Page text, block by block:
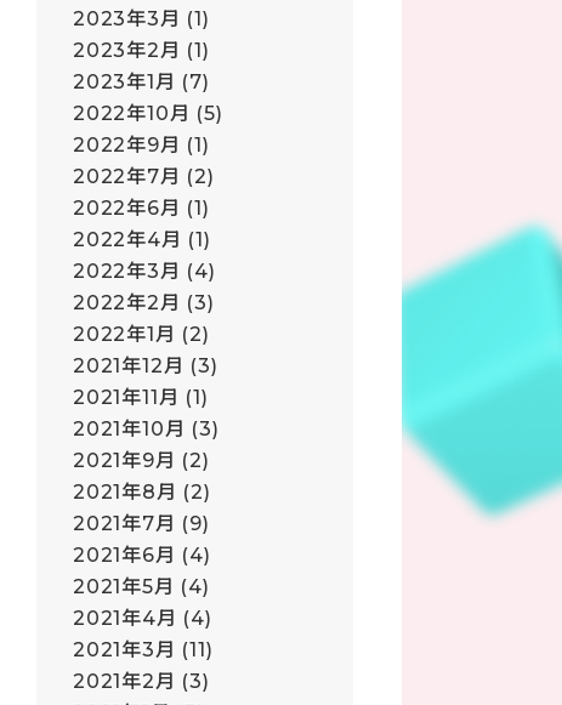
2023年3月 (1)
2023年2月 (1)
2023年1月 (7)
2022年10月 (5)
2022年9月 (1)
2022年7月 (2)
2022年6月 (1)
2022年4月 (1)
2022年3月 (4)
2022年2月 (3)
2022年1月 (2)
2021年12月 (3)
2021年11月 (1)
2021年10月 (3)
2021年9月 (2)
2021年8月 (2)
2021年7月 (9)
2021年6月 (4)
2021年5月 (4)
2021年4月 (4)
2021年3月 (11)
2021年2月 (3)